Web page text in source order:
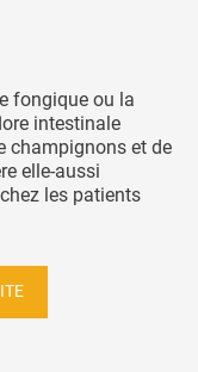
fongique ou la
intestinale
champignons et de
elle-aussi
les patients